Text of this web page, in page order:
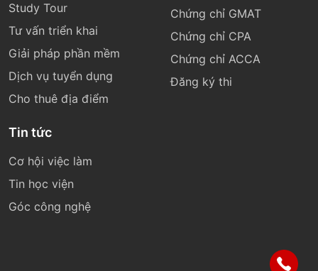
Study Tour
Tư vấn triển khai
Giải pháp phần mềm
Dịch vụ tuyển dụng
Cho thuê địa điểm
Chứng chỉ GMAT
Chứng chỉ CPA
Chứng chỉ ACCA
Đăng ký thi
Tin tức
Cơ hội việc làm
Tin học viện
Góc công nghệ